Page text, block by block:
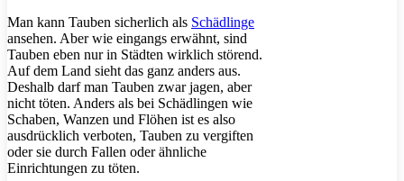
Man kann Tauben sicherlich als Schädlinge
ansehen. Aber wie eingangs erwähnt, sind
Tauben eben nur in Städten wirklich störend.
Auf dem Land sieht das ganz anders aus.
Deshalb darf man Tauben zwar jagen, aber
nicht töten. Anders als bei Schädlingen wie
Schaben, Wanzen und Flöhen ist es also
ausdrücklich verboten, Tauben zu vergiften
oder sie durch Fallen oder ähnliche
Einrichtungen zu töten.